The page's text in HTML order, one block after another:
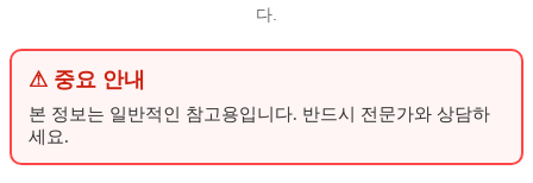
다.
⚠ 중요 안내
본 정보는 일반적인 참고용입니다. 반드시 전문가와 상담하
세요.